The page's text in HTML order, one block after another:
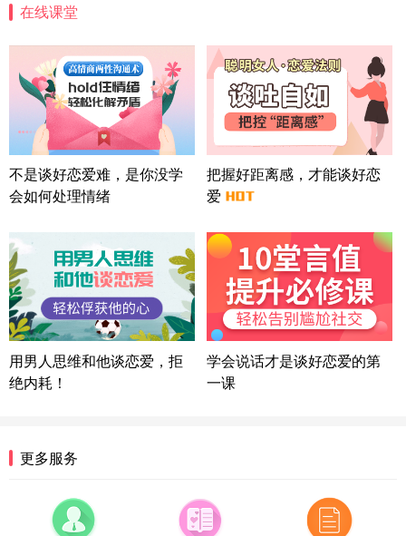
情感方案
北京-朝阳 151****3189
22分钟前
微信用户 巧?媚儿 通过此页面咨询，已获得专属情感
方案
上海-浦东 177****9074
56分钟前
微信用户 Liberty 通过此页面咨询，已获得专属情感
方案
广东-广州 188****5632
湖北-武汉 135****7410
41分钟前
微信用户 困困魚? 通过此页面咨询，已获得专属情感
方案
陕西-西安 139****6283
3分钟前
情感方案
浙江-宁波 150****8921
福建-厦门 159****4462
53分钟前
在线课堂
不是谈好恋爱难，是你没学
会如何处理情绪
把握好距离感，才能谈好恋
爱
用男人思维和他谈恋爱，拒
绝内耗！
学会说话才是谈好恋爱的第
一课
更多服务